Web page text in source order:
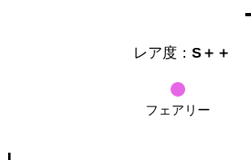
レア度： S＋＋
フェアリー